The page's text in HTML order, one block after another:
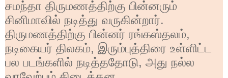
சமந்தா திருமணத்திற்கு பின்னரும்
சினிமாவில் நடித்து வருகின்றார்.
திருமணத்திற்கு பின்னர் ரங்கஸ்தலம்,
நடிகையர் திலகம், இரும்புத்திரை உள்ளிட்ட
பல படங்களில் நடித்ததோடு, அது நல்ல